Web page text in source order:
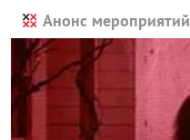
Анонс мероприятий